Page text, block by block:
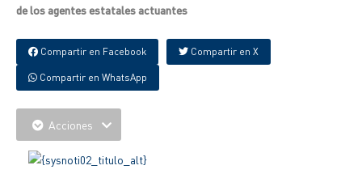
de los agentes estatales actuantes
Compartir en Facebook Compartir en X
Compartir en WhatsApp
Acciones